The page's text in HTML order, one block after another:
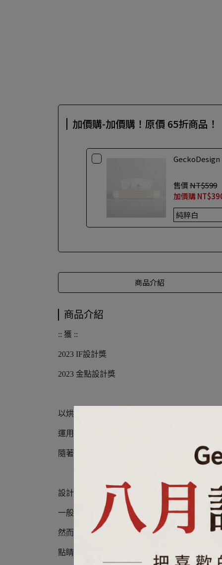
加價購-加價購！原價 65折商品！
GeckoDesign
售價NT$599
加價購
商品介紹
商品介紹
:: 獲 ::
2023 IF設計獎
2023 金點設計獎
以烘焙甜點可麗露為主要概念，名為「露露椅
運用大型玩具回收、日常回收料、海廢塑膠，
隨著回收料的不同，呈現出不同的繽紛色彩
設計緣起
一般小朋友玩玩具僅有6個月生命週期，透過
然而玩具壞掉了該怎麼辦？
點睛設計透過玩具的回收到再製，設計出具有